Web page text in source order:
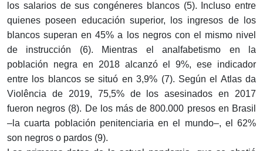
los salarios de sus congéneres blancos (5). Incluso entre
quienes poseen educación superior, los ingresos de los
blancos superan en 45% a los negros con el mismo nivel
de instrucción (6). Mientras el analfabetismo en la
población negra en 2018 alcanzó el 9%, ese indicador
entre los blancos se situó en 3,9% (7). Según el Atlas da
Violência de 2019, 75,5% de los asesinados en 2017
fueron negros (8). De los más de 800.000 presos en Brasil
–la cuarta población penitenciaria en el mundo–, el 62%
son negros o pardos (9).